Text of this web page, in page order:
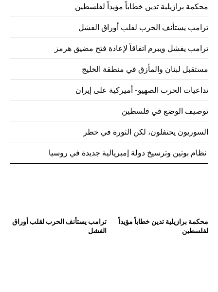
محكمة برازيلية تدين خطاباً مؤيداً
لفلسطين
ترامب يستأنف الحرب لقلب أوراق
الفشل
محكمة برازيلية تدين خطاباً مؤيداً لفلسطين
ترامب يستأنف الحرب لقلب أوراق الفشل
ترامب يفشل ويبرم اتفاقاً لإعادة فتح مضيق هرمز
مستقبل لبنان والمأزق في منطقة الخليج
تداعيات الحرب الصهيو- أميركية على إيران
توصيف الوضع في فلسطين
السوريون يحتفلون، لكن الثورة في خطر
نظام بوتين وترسيخ دولة إمبريالية جديدة في روسيا